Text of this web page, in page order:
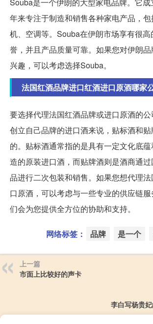
Souba是一个伊朗的大型家电品牌。它
年来专注于制造和销售各种家电产品，
机、空调等。Souba在伊朗市场享有很
誉，并且产品质量可靠。如果您对伊朗
兴趣，可以考虑选择Souba。
法国红酒品牌进口红酒进口原酒哪家
要选择代理法国红酒品牌或进口原酒的
创立自己品牌的进口酒来说，贴标酒和
的。贴标酒通常指的是具有一定文化底
造的原装进口酒，而贴牌酒则是酒商通
品进行二次包装和销售。如果您想代理
口原酒，可以考虑与一些专业的供应链
们会为您提供全方位的协助和支持。
网络标签： 品牌 是一个
上一篇
市面上比较好的声卡
李白写杨贵